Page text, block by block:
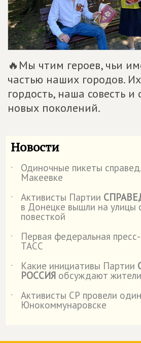
🔥Мы чтим героев, чьи
частью наших городов.
гордость, наша совесть
новых поколений.
Новости
˙ Одиночные пикеты
Макеевке
˙
Активисты Партии
в Донецке вышли на улицы
повесткой
˙
Первая федеральная
ТАСС
˙
Какие инициативы Партии
РОССИЯ обсуждают
˙
Активисты СР провели
Юнокоммунаровске